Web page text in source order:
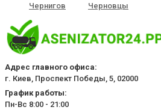
Чернигов Черновцы
Адрес главного офиса:
г. Киев, Проспект Победы, 5, 02000
График работы:
Пн-Вс 8:00 - 21:00